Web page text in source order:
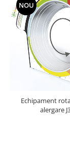
NOU
Echipament
alergare